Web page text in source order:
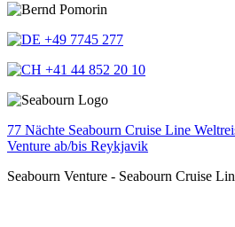
+49 7745 277
+41 44 852 20 10
77 Nächte Seabourn Cruise Line
Venture ab/bis Reykjavik
Seabourn Venture - Seabourn Cruise